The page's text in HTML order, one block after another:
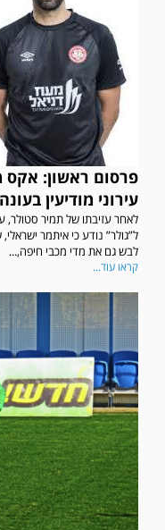
פרסום ראשון: אקס
עירוני מודיעין
לאחר עזיבתו של תמיר סטולר,
ל”גולר” נודע כי איתמר
לבש גם את מדי מכבי חיפה,...
קראו עוד...